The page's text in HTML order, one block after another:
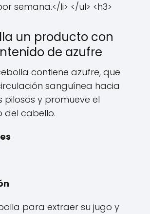
semana.</li> </ul> <h3>
un producto con
de azufre
contiene azufre, que
sanguínea hacia
pilosos y promueve el
del cabello.
para extraer su jugo y